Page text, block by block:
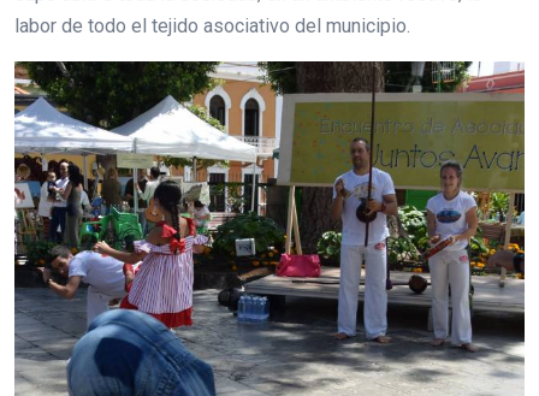
labor de todo el tejido asociativo del municipio.